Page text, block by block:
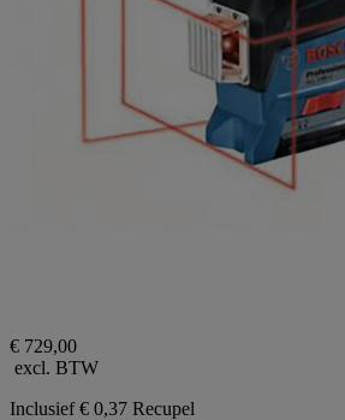
€ 729,00
excl. BTW
Inclusief € 0,37 Recupel